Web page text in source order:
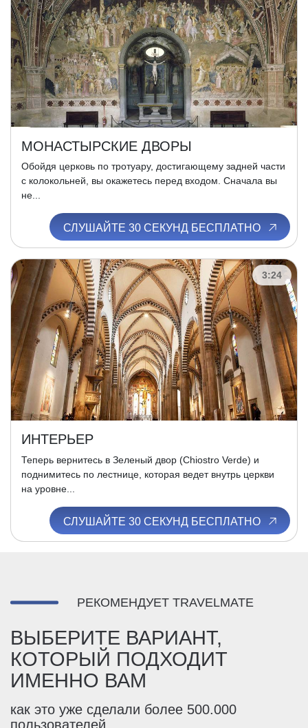
МОНАСТЫРСКИЕ ДВОРЫ
Обойдя церковь по тротуару, достигающему задней части
с колокольней, вы окажетесь перед входом. Сначала вы
не...
СЛУШАЙТЕ 30 СЕКУНД БЕСПЛАТНО
3:24
ИНТЕРЬЕР
Теперь вернитесь в Зеленый двор (Chiostro Verde) и
поднимитесь по лестнице, которая ведет внутрь церкви
на уровне...
СЛУШАЙТЕ 30 СЕКУНД БЕСПЛАТНО
РЕКОМЕНДУЕТ TRAVELMATE
ВЫБЕРИТЕ ВАРИАНТ,
КОТОРЫЙ ПОДХОДИТ
ИМЕННО ВАМ
как это уже сделали более 500.000
пользователей